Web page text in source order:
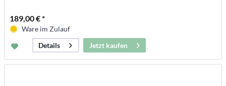
189,00 € *
Ware im Zulauf
Details
Jetzt kaufen